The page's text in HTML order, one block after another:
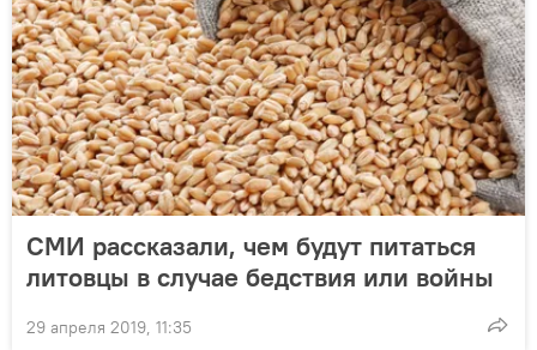
СМИ рассказали, чем будут питаться
литовцы в случае бедствия или войны
29 апреля 2019, 11:35